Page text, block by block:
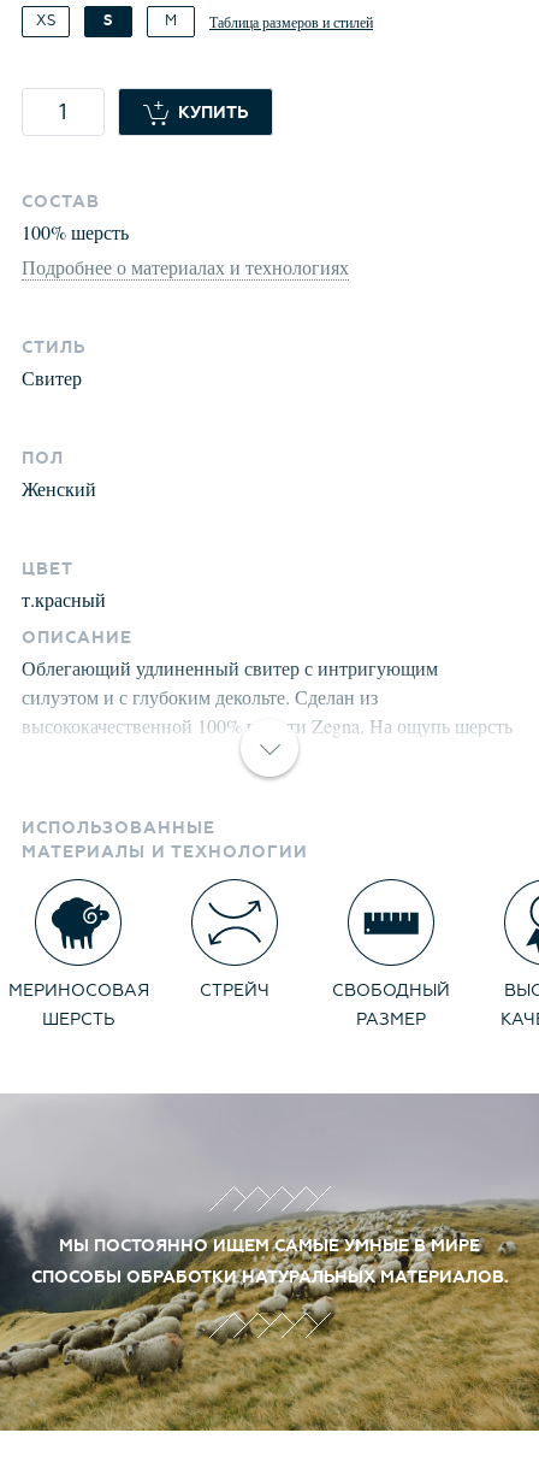
XS S M Таблица размеров и стилей
КУПИТЬ
СОСТАВ
100%шерсть
Подробнее о материалах и технологиях
СТИЛЬ
Свитер
ПОЛ
Женский
ЦВЕТ
т.красный
ОПИСАНИЕ
Облегающий удлиненный свитер с интригующим
силуэтом и с глубоким декольте. Сделан из
высококачественной 100% шерсти Zegna. На ощупь шерсть
напоминает шелк, имеет высокую воздухопроницаемость,
эластичность, несминаемость, гигроскопичность. При
волокна не меняют их естественную эластичность, а
эстетические характеристики. Свитер тонкий, но очень
теплый и оптимален, для использования в помещении или
под курткой. Можно стирать в домашних условиях на
режиме шерсть. Носите с удовольствием.
ИСПОЛЬЗОВАННЫЕ
МАТЕРИАЛЫ И ТЕХНОЛОГИИ
МЕРИНОСОВАЯ
ШЕРСТЬ
СТРЕЙЧ
СВОБОДНЫЙ
РАЗМЕР
МЫ ПОСТОЯННО ИЩЕМ САМЫЕ УМНЫЕ В МИРЕ
СПОСОБЫ ОБРАБОТКИ НАТУРАЛЬНЫХ МАТЕРИАЛОВ.